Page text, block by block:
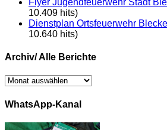
10.409 hits)
Dienstplan Ortsfeuerwehr
10.640 hits)
Archiv/ Alle Berichte
Archiv/
Berichte
WhatsApp-Kanal